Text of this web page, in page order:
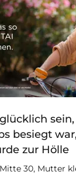
besiegt
zur Hölle
30, Mutter